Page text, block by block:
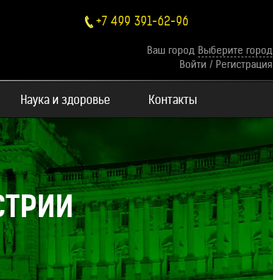
+7 499 391-62-96
Ваш город Выберите город
Войти / Регистрация
Наука и здоровье Контакты